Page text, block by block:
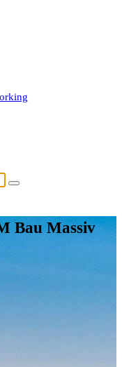
Bau Massiv